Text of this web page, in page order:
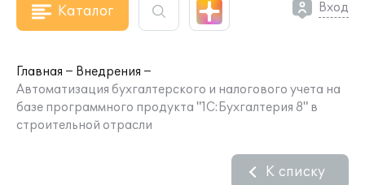
Каталог Вход
Главная
Внедрения
Автоматизация бухгалтерского и налогового учета на
базе программного продукта "1С:Бухгалтерия 8" в
строительной отрасли
К списку